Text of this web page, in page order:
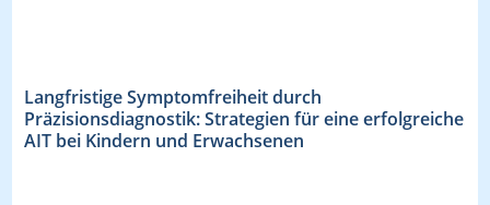
Langfristige Symptomfreiheit durch
Präzisionsdiagnostik: Strategien für eine erfolgreiche
AIT bei Kindern und Erwachsenen